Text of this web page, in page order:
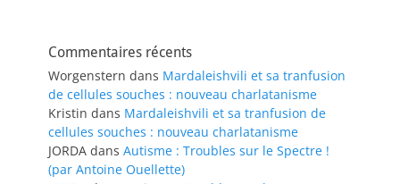
Commentaires récents
Worgenstern dans Mardaleishvili et sa tranfusion
de cellules souches : nouveau charlatanisme
Kristin dans Mardaleishvili et sa tranfusion de
cellules souches : nouveau charlatanisme
JORDA dans Autisme : Troubles sur le Spectre !
(par Antoine Ouellette)